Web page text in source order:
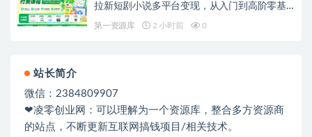
拉新短剧小说多平台变现，从入门到高阶零基
第一资源库 2 小时前 0
站长简介
微信：2384809907
❤凌零创业网：可以理解为一个资源库，整合多方资源商
的站点，不断更新互联网搞钱项目/相关技术。